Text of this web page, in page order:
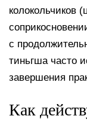
колокольчиков
с
тиньгша часто
завершения
Как